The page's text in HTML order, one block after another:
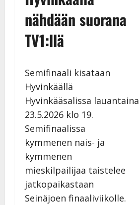
nähdään suorana
TV1:llä
Semifinaali kisataan
Hyvinkäällä
Hyvinkääsalissa lauantaina
23.5.2026 klo 19.
Semifinaalissa
kymmenen nais- ja
kymmenen
mieskilpailijaa taistelee
jatkopaikastaan
Seinäjoen finaaliviikolle.